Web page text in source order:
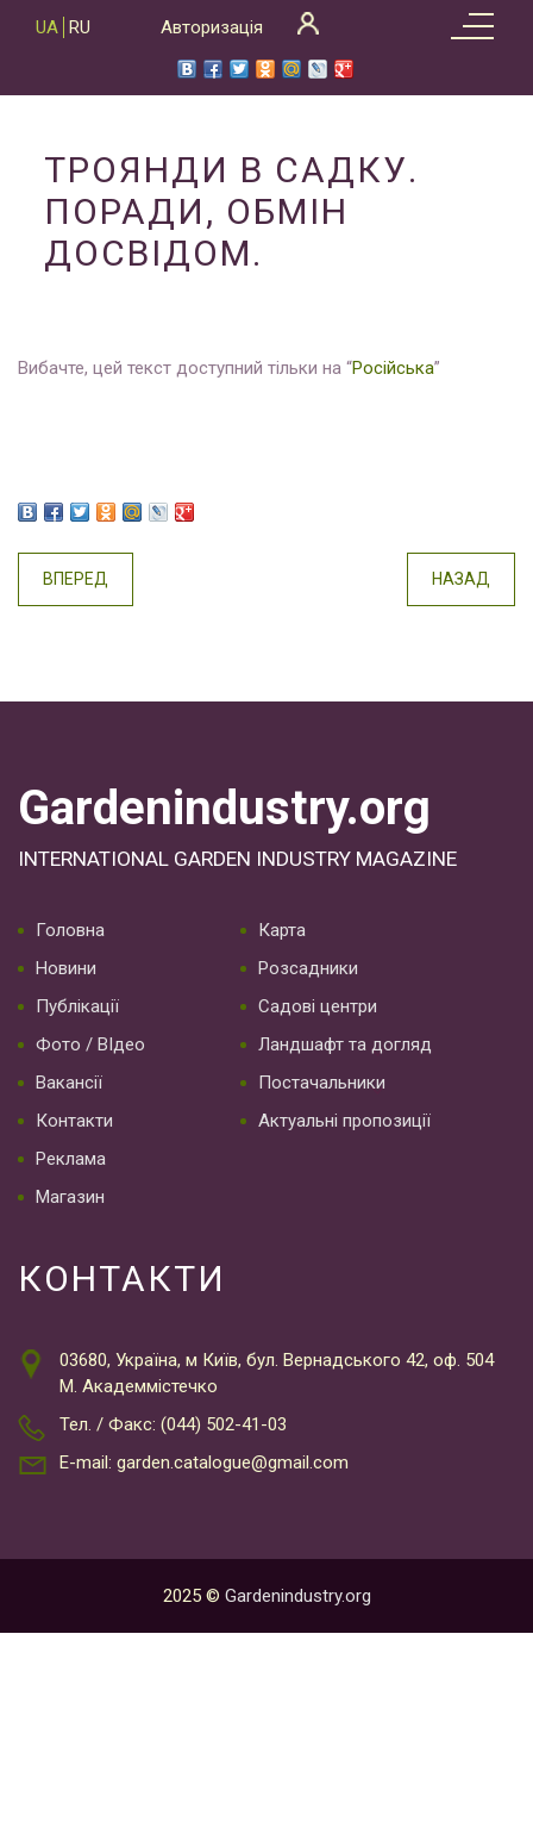
UA RU Авторизація
ТРОЯНДИ В САДКУ.
ПОРАДИ, ОБМІН
ДОСВІДОМ.
Вибачте, цей текст доступний тільки на “Російська”
ВПЕРЕД НАЗАД
Gardenindustry.org
INTERNATIONAL GARDEN INDUSTRY MAGAZINE
Головна
Новини
Публікації
Фото / ВІдео
Вакансії
Контакти
Реклама
Магазин
Карта
Розсадники
Садові центри
Ландшафт та догляд
Постачальники
Актуальні пропозиції
КОНТАКТИ
03680, Україна, м Київ, бул. Вернадського 42, оф. 504
М. Академмістечко
Тел. / Факс: (044) 502-41-03
E-mail: garden.catalogue@gmail.com
2025 © Gardenindustry.org